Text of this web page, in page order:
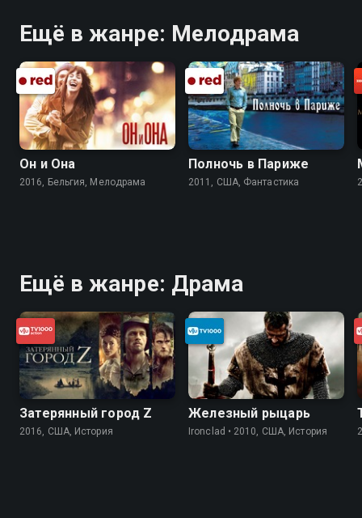
Ещё в жанре: Мелодрама
Он и Она
2016, Бельгия, Мелодрама
Полночь в Париже
2011, США, Фантастика
Ещё в жанре: Драма
Затерянный город Z
2016, США, История
Железный рыцарь
Ironclad • 2010, США, История